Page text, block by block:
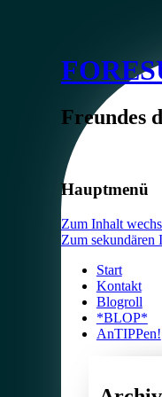
Freundes
Hauptmenü
Zum Inhalt
Zum sekundären
Start
Kontakt
Blogroll
*BLOP*
AnTIPPen!